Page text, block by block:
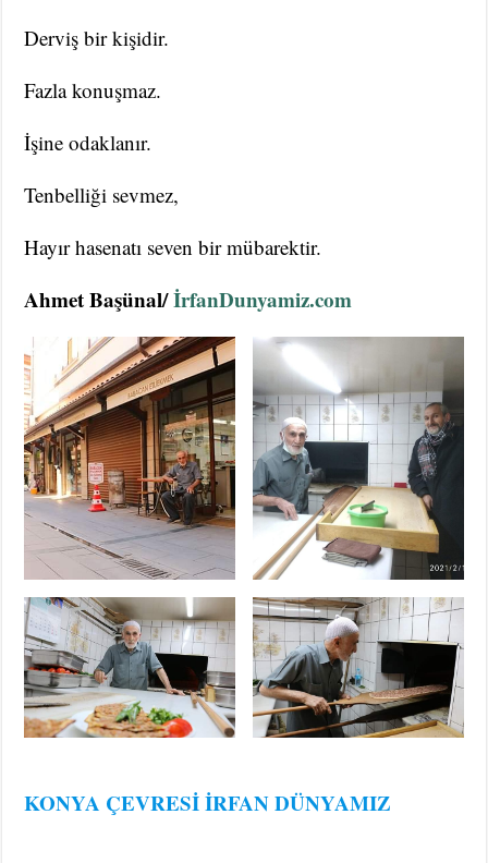
Derviş bir kişidir.
Fazla konuşmaz.
İşine odaklanır.
Tenbelliği sevmez,
Hayır hasenatı seven bir mübarektir.
Ahmet Başünal/İrfanDunyamiz.com
KONYA ÇEVRESİ İRFAN DÜNYAMIZ